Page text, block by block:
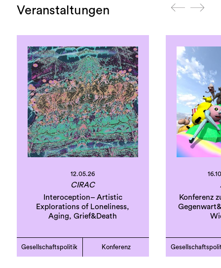
Veranstaltungen
12.05.26
CIRAC
Interoception– Artistic
Explorations of Loneliness,
Aging, Grief&Death
Gesellschaftspolitik Konferenz
Konferenz